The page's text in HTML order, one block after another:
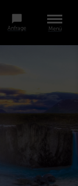
Menü
Anfrage